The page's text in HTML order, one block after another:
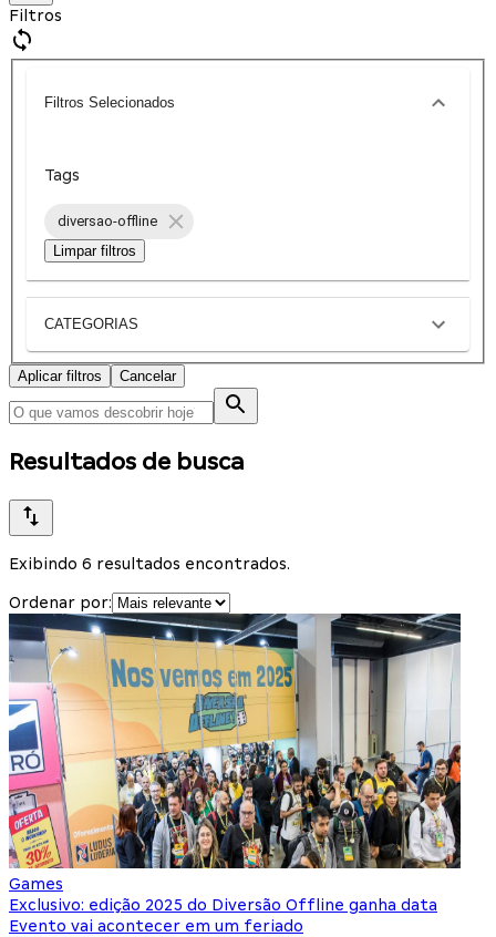
Filtros
Filtros Selecionados
Tags
diversao-offline
Limpar filtros
CATEGORIAS
Aplicar filtros Cancelar
Resultados de busca
Exibindo 6 resultados encontrados.
Ordenar por:
Games
Exclusivo: edição 2025 do Diversão Offline ganha data
Evento vai acontecer em um feriado